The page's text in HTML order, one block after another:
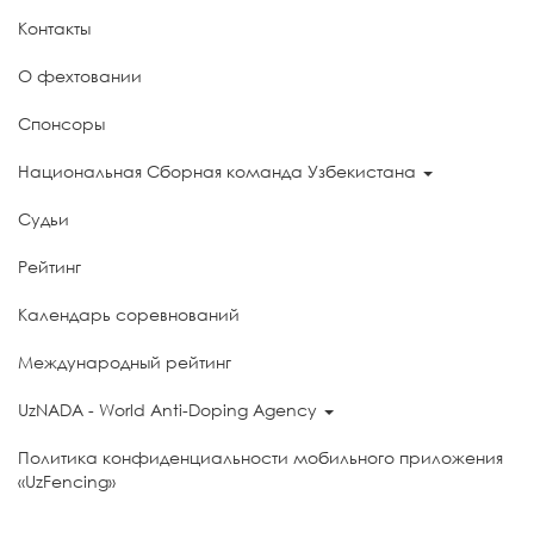
Контакты
О фехтовании
Спонсоры
Национальная Сборная команда Узбекистана
Судьи
Рейтинг
Календарь соревнований
Международный рейтинг
UzNADA - World Anti-Doping Agency
Политика конфиденциальности мобильного приложения
«UzFencing»